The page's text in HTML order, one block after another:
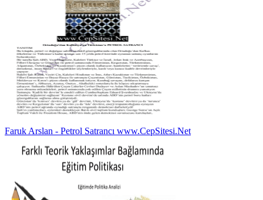
Faruk Arslan - Petrol Satrancı www.CepSitesi.Net